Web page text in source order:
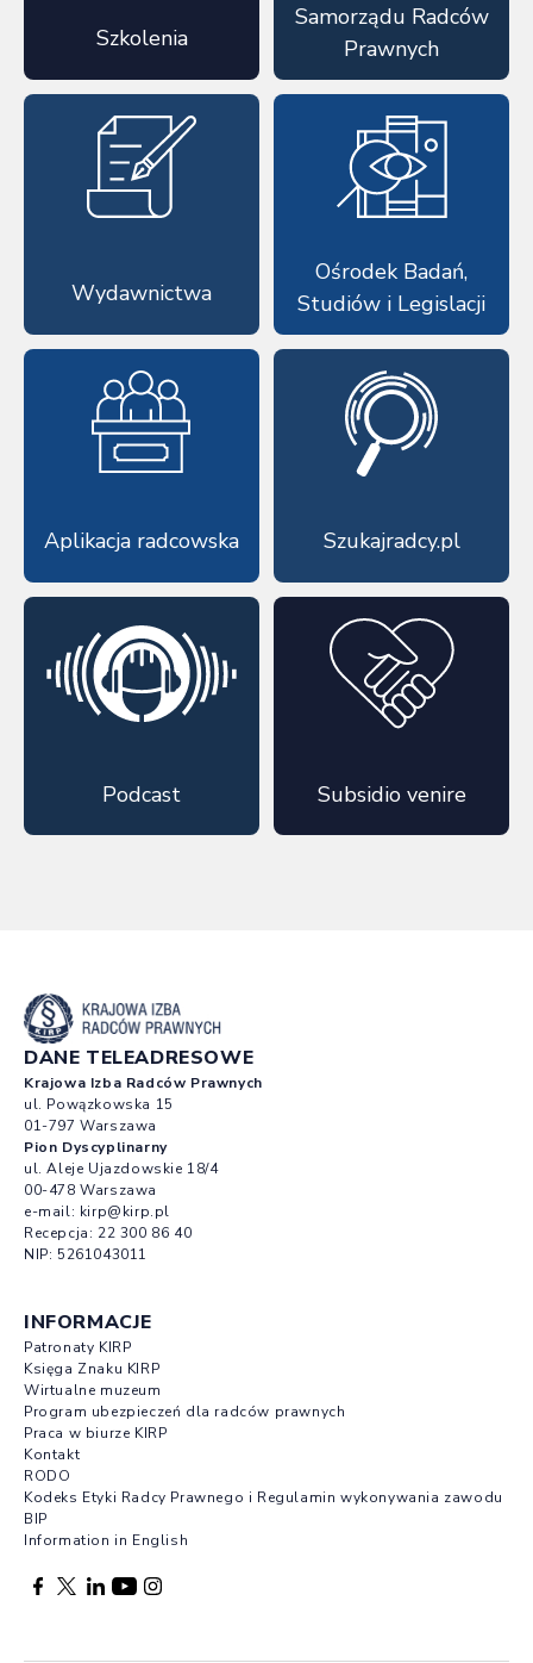
Szkolenia
Samorządu Radców
Prawnych
Wydawnictwa
Ośrodek Badań,
Studiów i Legislacji
Aplikacja radcowska Szukajradcy.pl
Podcast Subsidio venire
DANE TELEADRESOWE
Krajowa Izba Radców Prawnych
ul. Powązkowska 15
01-797 Warszawa
Pion Dyscyplinarny
ul. Aleje Ujazdowskie 18/4
00-478 Warszawa
e-mail: kirp@kirp.pl
Recepcja: 22 300 86 40
NIP: 5261043011
INFORMACJE
Patronaty KIRP
Księga Znaku KIRP
Wirtualne muzeum
Program ubezpieczeń dla radców prawnych
Praca w biurze KIRP
Kontakt
RODO
Kodeks Etyki Radcy Prawnego i Regulamin wykonywania zawodu
BIP
Information in English
Facebook otwierany w nowej karcie
Profil X otwierany w nowej karcie
Profil LinkedIn otwierany w nowej karcie
Profil YouTube otwierany w nowej karcie
Profil Instagram otwierany w nowej karcie